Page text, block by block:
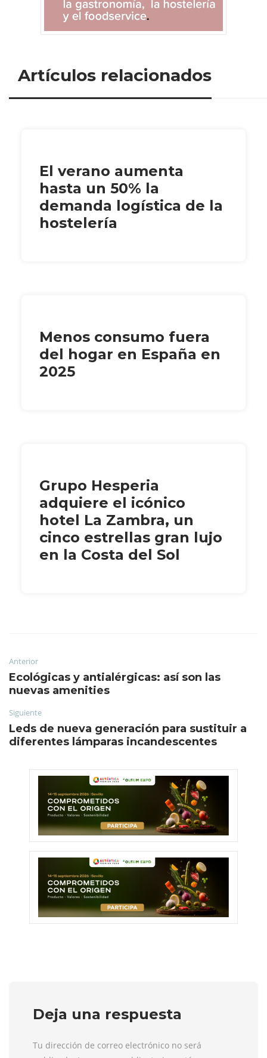
Artículos relacionados
El verano aumenta
hasta un 50% la
demanda logística de la
hostelería
Menos consumo fuera
del hogar en España en
2025
Grupo Hesperia
adquiere el icónico
hotel La Zambra, un
cinco estrellas gran lujo
en la Costa del Sol
Anterior
Ecológicas y antialérgicas: así son las
nuevas amenities
Siguiente
Leds de nueva generación para sustituir a
diferentes lámparas incandescentes
Deja una respuesta
Tu dirección de correo electrónico no será